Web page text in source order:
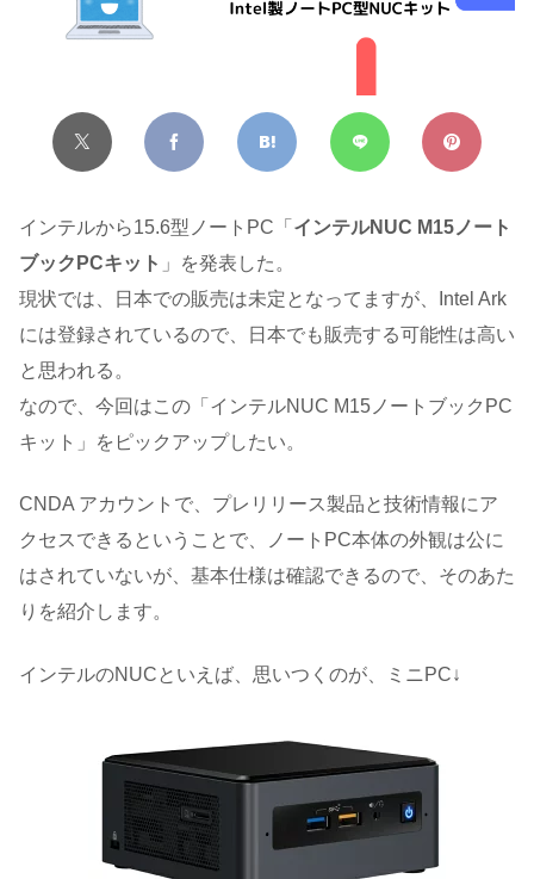
インテルから15.6型ノートPC「 インテルNUC M15ノート
ブックPCキット 」を発表した。
現状では、日本での販売は未定となってますが、Intel Ark
には登録されているので、日本でも販売する可能性は高い
と思われる。
なので、今回はこの「インテルNUC M15ノートブックPC
キット」をピックアップしたい。
CNDA アカウントで、プレリリース製品と技術情報にア
クセスできるということで、ノートPC本体の外観は公に
はされていないが、基本仕様は確認できるので、そのあた
りを紹介します。
インテルのNUCといえば、思いつくのが、ミニPC↓